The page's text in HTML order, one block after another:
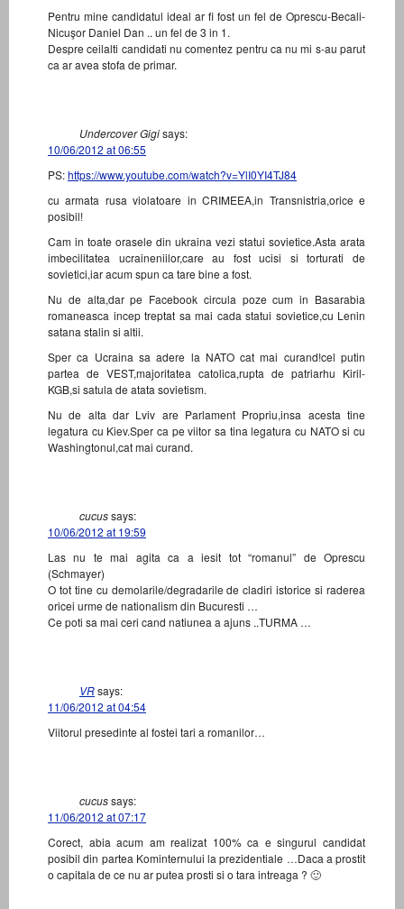
Pentru mine candidatul ideal ar fi fost un fel de Oprescu-Becali-
Nicuşor Daniel Dan .. un fel de 3 in 1.
Despre ceilalti candidati nu comentez pentru ca nu mi s-au parut
ca ar avea stofa de primar.
Undercover Gigisays:
10/06/2012 at 06:55
PS:https://www.youtube.com/watch?v=YlI0YI4TJ84
cu armata rusa violatoare in CRIMEEA,in Transnistria,orice e
posibil!
Cam in toate orasele din ukraina vezi statui sovietice.Asta arata
imbecilitatea ucraineniilor,care au fost ucisi si torturati de
sovietici,iar acum spun ca tare bine a fost.
Nu de alta,dar pe Facebook circula poze cum in Basarabia
romaneasca incep treptat sa mai cada statui sovietice,cu Lenin
satana stalin si altii.
Sper ca Ucraina sa adere la NATO cat mai curand!cel putin
partea de VEST,majoritatea catolica,rupta de patriarhu Kiril-
KGB,si satula de atata sovietism.
Nu de alta dar Lviv are Parlament Propriu,insa acesta tine
legatura cu Kiev.Sper ca pe viitor sa tina legatura cu NATO si cu
Washingtonul,cat mai curand.
cucussays:
10/06/2012 at 19:59
Las nu te mai agita ca a iesit tot “romanul” de Oprescu
(Schmayer)
O tot tine cu demolarile/degradarile de cladiri istorice si raderea
oricei urme de nationalism din Bucuresti …
Ce poti sa mai ceri cand natiunea a ajuns ..TURMA …
VRsays:
11/06/2012 at 04:54
Viitorul presedinte al fostei tari a romanilor…
cucussays:
11/06/2012 at 07:17
Corect, abia acum am realizat 100% ca e singurul candidat
posibil din partea Kominternului la prezidentiale …Daca a prostit
o capitala de ce nu ar putea prosti si o tara intreaga ? 🙂